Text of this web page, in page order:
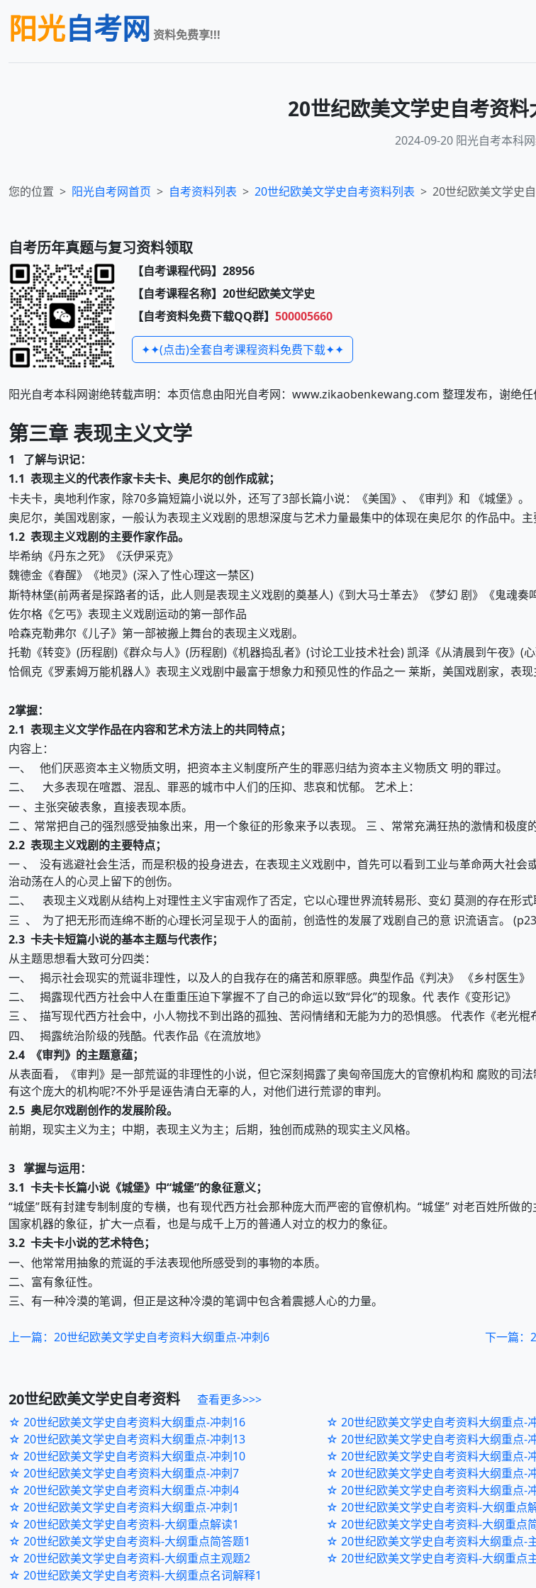
阳光自考网 资料免费享!!!
20世纪欧美文学史自考资
2024-09-20 阳光自考本科
您的位置 阳光自考网首页 自考资料列表 20世纪欧美文学史自考资料列表 20世纪欧美文学史
自考历年真题与复习资料领取
【自考课程代码】28956
【自考课程名称】20世纪欧美文学史
【自考资料免费下载QQ群】 500005660
✦✦(点击)全套自考课程资料免费下载✦✦
阳光自考本科网谢绝转载声明：本页信息由阳光自考网：www.zikaobenkewang.com 整理发布，谢绝
第三章 表现主义文学
1 了解与识记：
1.1 表现主义的代表作家卡夫卡、奥尼尔的创作成就；
卡夫卡，奥地利作家，除70多篇短篇小说以外，还写了3部长篇小说：《美国》、《审判》和 《城堡》。
奥尼尔，美国戏剧家，一般认为表现主义戏剧的思想深度与艺术力量最集中的体现在奥尼尔 的作品中。
1.2 表现主义戏剧的主要作家作品。
毕希纳《丹东之死》《沃伊采克》
魏德金《春醒》《地灵》(深入了性心理这一禁区)
斯特林堡(前两者是探路者的话，此人则是表现主义戏剧的奠基人)《到大马士革去》《梦幻 剧》《鬼魂奏
佐尔格《乞丐》表现主义戏剧运动的第一部作品
哈森克勒弗尔《儿子》第一部被搬上舞台的表现主义戏剧。
托勒《转变》(历程剧)《群众与人》(历程剧)《机器捣乱者》(讨论工业技术社会) 凯泽《从清晨到午夜》(
恰佩克《罗素姆万能机器人》表现主义戏剧中最富于想象力和预见性的作品之一 莱斯，美国戏剧家，表现
2掌握：
2.1 表现主义文学作品在内容和艺术方法上的共同特点；
内容上：
一、 他们厌恶资本主义物质文明，把资本主义制度所产生的罪恶归结为资本主义物质文 明的罪过。
二、 大多表现在喧嚣、混乱、罪恶的城市中人们的压抑、悲哀和忧郁。 艺术上：
一 、主张突破表象，直接表现本质。
二 、常常把自己的强烈感受抽象出来，用一个象征的形象来予以表现。 三 、常常充满狂热的激情和极度的
2.2 表现主义戏剧的主要特点；
一 、 没有逃避社会生活，而是积极的投身进去，在表现主义戏剧中，首先可以看到工业与革命两大社
治动荡在人的心灵上留下的创伤。
二、 表现主义戏剧从结构上对理性主义宇宙观作了否定，它以心理世界流转易形、变幻 莫测的存在形式
三 、 为了把无形而连绵不断的心理长河呈现于人的面前，创造性的发展了戏剧自己的意 识流语言。
2.3 卡夫卡短篇小说的基本主题与代表作；
从主题思想看大致可分四类：
一、 揭示社会现实的荒诞非理性，以及人的自我存在的痛苦和原罪感。典型作品《判决》 《乡村医生》
二、 揭露现代西方社会中人在重重压迫下掌握不了自己的命运以致“异化”的现象。代 表作《变形记》
三 、 描写现代西方社会中，小人物找不到出路的孤独、苦闷情绪和无能为力的恐惧感。 代表作《老光棍
四、 揭露统治阶级的残酷。代表作品《在流放地》
2.4 《审判》的主题意蕴；
从表面看，《审判》是一部荒诞的非理性的小说，但它深刻揭露了奥匈帝国庞大的官僚机构和 腐败的司
有这个庞大的机构呢?不外乎是诬告清白无辜的人，对他们进行荒谬的审判。
2.5 奥尼尔戏剧创作的发展阶段。
前期，现实主义为主；中期，表现主义为主；后期，独创而成熟的现实主义风格。
3 掌握与运用：
3.1 卡夫卡长篇小说《城堡》中“城堡”的象征意义；
“城堡”既有封建专制制度的专横，也有现代西方社会那种庞大而严密的官僚机构。“城堡” 对老百姓所做
国家机器的象征，扩大一点看，也是与成千上万的普通人对立的权力的象征。
3.2 卡夫卡小说的艺术特色；
一、他常常用抽象的荒诞的手法表现他所感受到的事物的本质。
二、富有象征性。
三、有一种冷漠的笔调，但正是这种冷漠的笔调中包含着震撼人心的力量。
上一篇：20世纪欧美文学史自考资料大纲重点-冲刺6 下一篇：
20世纪欧美文学史自考资料
查看更多>>>
☆ 20世纪欧美文学史自考资料大纲重点-冲刺16
☆ 20世纪欧美文学史自考资料大纲重点-
☆ 20世纪欧美文学史自考资料大纲重点-冲刺13
☆ 20世纪欧美文学史自考资料大纲重点-
☆ 20世纪欧美文学史自考资料大纲重点-冲刺10
☆ 20世纪欧美文学史自考资料大纲重点-
☆ 20世纪欧美文学史自考资料大纲重点-冲刺7
☆ 20世纪欧美文学史自考资料大纲重点-
☆ 20世纪欧美文学史自考资料大纲重点-冲刺4
☆ 20世纪欧美文学史自考资料大纲重点-
☆ 20世纪欧美文学史自考资料大纲重点-冲刺1
☆ 20世纪欧美文学史自考资料-大纲重点
☆ 20世纪欧美文学史自考资料-大纲重点解读1
☆ 20世纪欧美文学史自考资料-大纲重点
☆ 20世纪欧美文学史自考资料-大纲重点简答题1
☆ 20世纪欧美文学史自考资料大纲重点-
☆ 20世纪欧美文学史自考资料-大纲重点主观题2
☆ 20世纪欧美文学史自考资料-大纲重点
☆ 20世纪欧美文学史自考资料-大纲重点名词解释1